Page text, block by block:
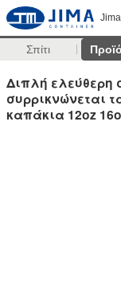
Σπίτι
Διπλή ελεύθερη
συρρικνώνεται
καπάκια 12oz